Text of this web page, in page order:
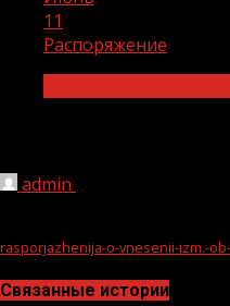
11
Распоряжение
admin
rasporjazhenija-o-vnesenii-izm.-
Связанные истории